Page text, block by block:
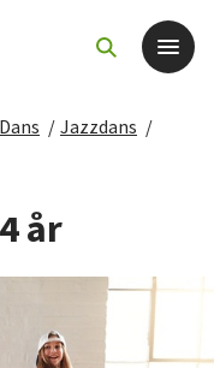
Dans / Jazzdans /
år